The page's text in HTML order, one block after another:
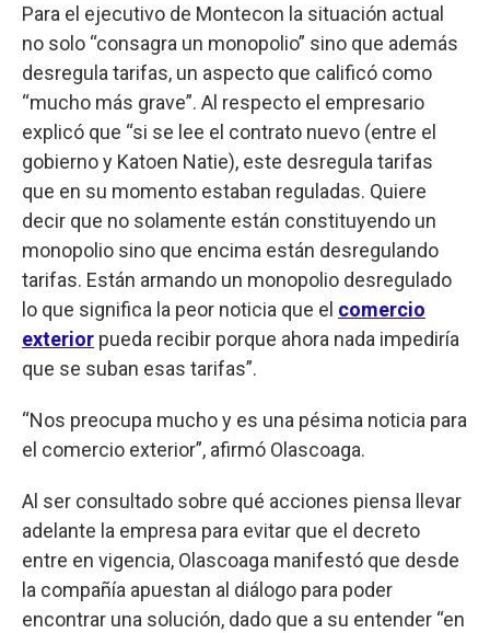
Para el ejecutivo de Montecon la situación actual
no solo “consagra un monopolio” sino que además
desregula tarifas, un aspecto que calificó como
“mucho más grave”. Al respecto el empresario
explicó que “si se lee el contrato nuevo (entre el
gobierno y Katoen Natie), este desregula tarifas
que en su momento estaban reguladas. Quiere
decir que no solamente están constituyendo un
monopolio sino que encima están desregulando
tarifas. Están armando un monopolio desregulado
lo que significa la peor noticia que el comercio
exterior pueda recibir porque ahora nada impediría
que se suban esas tarifas”.
“Nos preocupa mucho y es una pésima noticia para
el comercio exterior”, afirmó Olascoaga.
Al ser consultado sobre qué acciones piensa llevar
adelante la empresa para evitar que el decreto
entre en vigencia, Olascoaga manifestó que desde
la compañía apuestan al diálogo para poder
encontrar una solución, dado que a su entender “en